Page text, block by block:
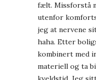
fælt. Missforstå
utenfor
jeg at nervene
haha. Etter
kombinert med
materiell og ta